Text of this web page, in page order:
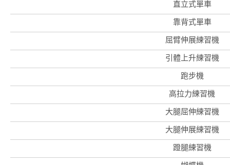
直立式單車
靠背式單車
屈臂伸展練習機
引體上升練習機
跑步機
高拉力練習機
大腿屈伸練習機
大腿伸展練習機
蹬腿練習機